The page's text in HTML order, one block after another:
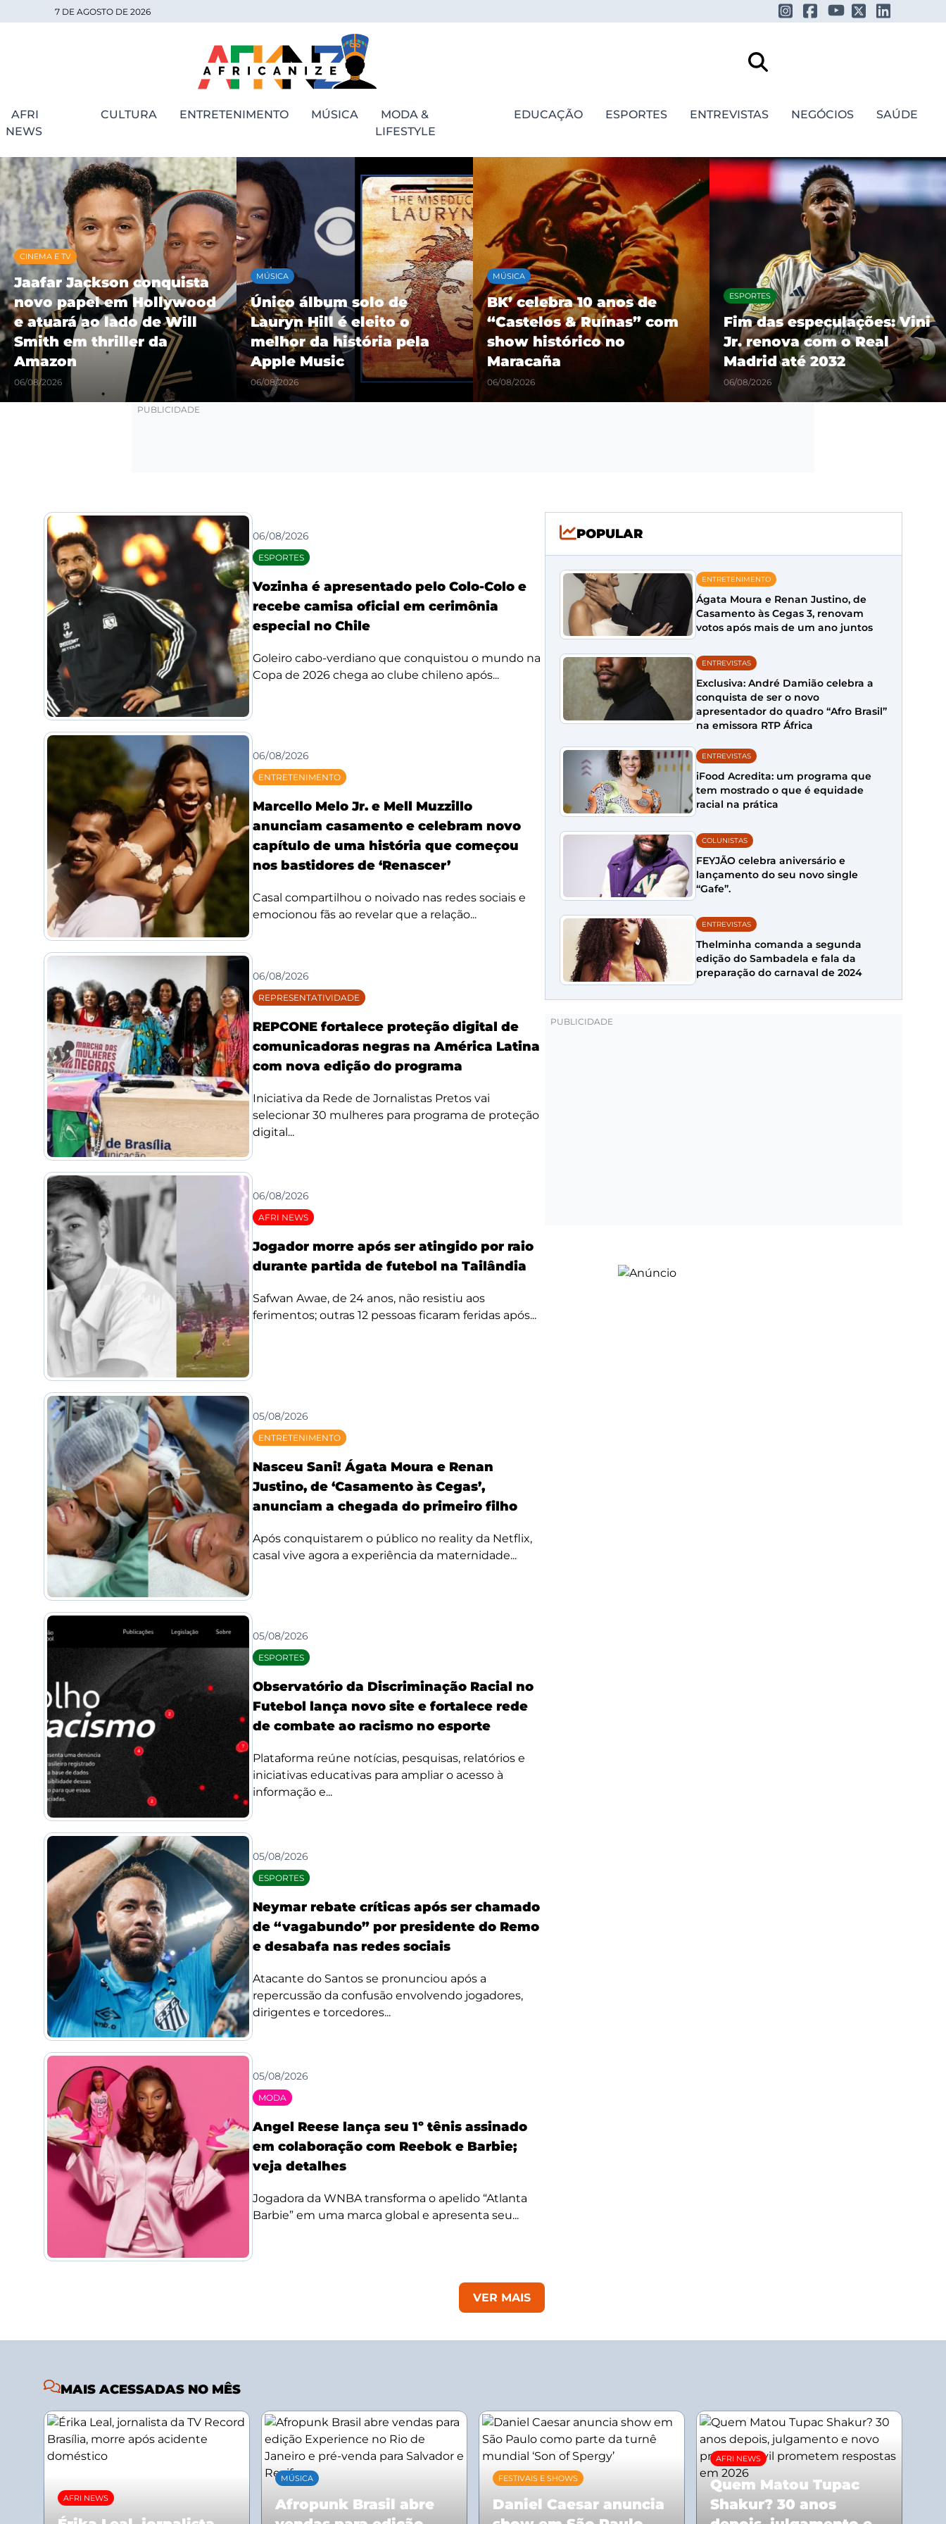
7 DE AGOSTO DE 2026
AFRI
NEWS
CULTURA ENTRETENIMENTO MÚSICA
MODA &
LIFESTYLE
EDUCAÇÃO ESPORTES ENTREVISTAS NEGÓCIOS SAÚDE
MÚSICA
Único álbum solo de
Lauryn Hill é eleito o
melhor da história pela
Apple Music
06/08/2026
MÚSICA
BK’ celebra 10 anos de
“Castelos & Ruínas” com
show histórico no
Maracaña
06/08/2026
ESPORTES
Fim das especulações: Vini
Jr. renova com o Real
Madrid até 2032
06/08/2026
FESTIVAIS E SHOWS
Daniel Caesar anuncia
show em São Paulo como
parte da turnê mundial
‘Son of Spergy’
05/08/2026
06/08/2026
ESPORTES
Vozinha é apresentado pelo Colo-Colo e
recebe camisa oficial em cerimônia
especial no Chile
Goleiro cabo-verdiano que conquistou o mundo na
Copa de 2026 chega ao clube chileno após...
06/08/2026
ENTRETENIMENTO
Marcello Melo Jr. e Mell Muzzillo
anunciam casamento e celebram novo
capítulo de uma história que começou
nos bastidores de ‘Renascer’
Casal compartilhou o noivado nas redes sociais e
emocionou fãs ao revelar que a relação...
06/08/2026
REPRESENTATIVIDADE
REPCONE fortalece proteção digital de
comunicadoras negras na América Latina
com nova edição do programa
Iniciativa da Rede de Jornalistas Pretos vai
selecionar 30 mulheres para programa de proteção
digital...
06/08/2026
AFRI NEWS
Jogador morre após ser atingido por raio
durante partida de futebol na Tailândia
Safwan Awae, de 24 anos, não resistiu aos
ferimentos; outras 12 pessoas ficaram feridas após...
05/08/2026
ENTRETENIMENTO
Nasceu Sani! Ágata Moura e Renan
Justino, de ‘Casamento às Cegas’,
anunciam a chegada do primeiro filho
Após conquistarem o público no reality da Netflix,
casal vive agora a experiência da maternidade...
05/08/2026
ESPORTES
Observatório da Discriminação Racial no
Futebol lança novo site e fortalece rede
de combate ao racismo no esporte
Plataforma reúne notícias, pesquisas, relatórios e
iniciativas educativas para ampliar o acesso à
informação e...
05/08/2026
ESPORTES
Neymar rebate críticas após ser chamado
de “vagabundo” por presidente do Remo
e desabafa nas redes sociais
Atacante do Santos se pronunciou após a
repercussão da confusão envolvendo jogadores,
dirigentes e torcedores...
05/08/2026
MODA
Angel Reese lança seu 1º tênis assinado
em colaboração com Reebok e Barbie;
veja detalhes
Jogadora da WNBA transforma o apelido “Atlanta
Barbie” em uma marca global e apresenta seu...
VER MAIS
POPULAR
ENTRETENIMENTO
Ágata Moura e Renan Justino, de
Casamento às Cegas 3, renovam
votos após mais de um ano juntos
ENTREVISTAS
Exclusiva: André Damião celebra a
conquista de ser o novo
apresentador do quadro “Afro Brasil”
na emissora RTP África
ENTREVISTAS
iFood Acredita: um programa que
tem mostrado o que é equidade
racial na prática
COLUNISTAS
FEYJÃO celebra aniversário e
lançamento do seu novo single
“Gafe”.
ENTREVISTAS
Thelminha comanda a segunda
edição do Sambadela e fala da
preparação do carnaval de 2024
MAIS ACESSADAS NO MÊS
AFRI NEWS
MÚSICA
Afropunk Brasil abre
FESTIVAIS E SHOWS
Daniel Caesar anuncia
AFRI NEWS
Quem Matou Tupac
Shakur? 30 anos